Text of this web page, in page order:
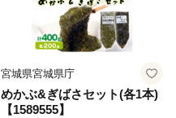
宮城県宮城県庁
めかぶ&ぎばさセット(各1本)
【1589555】